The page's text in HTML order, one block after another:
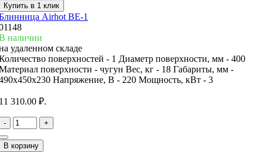
Купить в 1 клик
Airhot BE-1
наличии
удаленном складе
поверхностей - 1 Диаметр поверхности, мм - 400
поверхности - чугун Вес, кг - 18 Габариты, мм -
Напряжение, В - 220 Мощность, кВт - 3
310.00 ₽.
- +
В корзину